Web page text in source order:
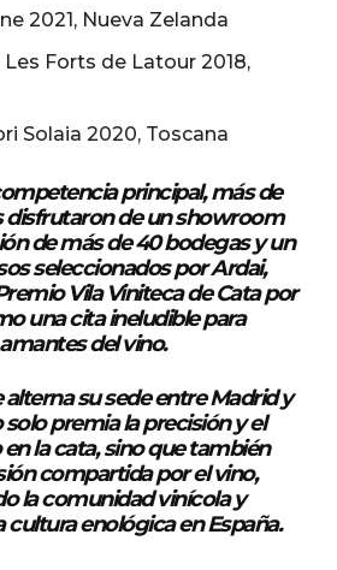
2021, Nueva Zelanda
Forts de Latour 2018,
Solaia 2020, Toscana
principal, más de
disfrutaron de un showroom
de más de 40 bodegas y un
seleccionados por Ardai,
Vila Viniteca deCata por
una cita ineludible para
amantes del vino.
su sede entre Madrid y
premia la precisión y el
la cata, sino que también
compartida por el vino,
la comunidad vinícola y
enológica en España.